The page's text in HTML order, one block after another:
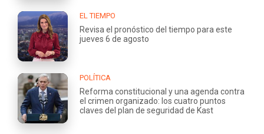
EL TIEMPO
Revisa el pronóstico del tiempo para este
jueves 6 de agosto
POLÍTICA
Reforma constitucional y una agenda contra
el crimen organizado: los cuatro puntos
claves del plan de seguridad de Kast